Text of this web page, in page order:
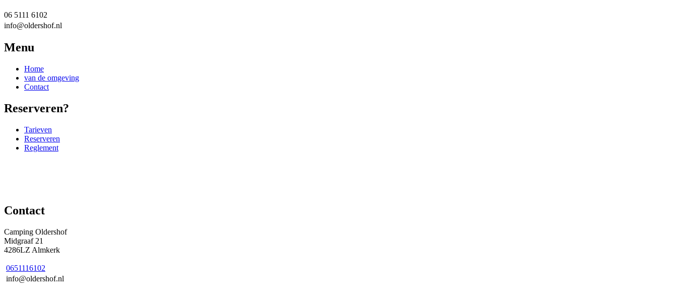
06 5111 6102
info@oldershof.nl
Menu
Home
van de omgeving
Contact
Reserveren?
Tarieven
Reserveren
Reglement
Contact
Camping Oldershof
Midgraaf 21
4286LZ Almkerk
0651116102
info@oldershof.nl